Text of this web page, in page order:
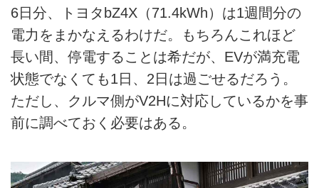
6日分、トヨタbZ4X（71.4kWh）は1週間分の
電力をまかなえるわけだ。もちろんこれほど
長い間、停電することは希だが、EVが満充電
状態でなくても1日、2日は過ごせるだろう。
ただし、クルマ側がV2Hに対応しているかを事
前に調べておく必要はある。